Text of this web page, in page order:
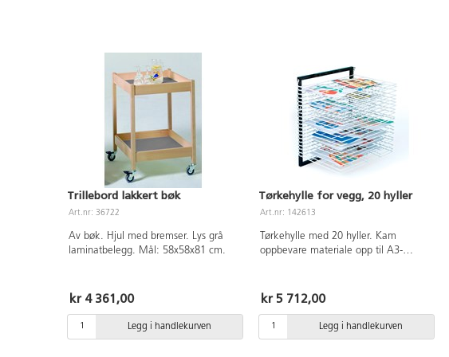
for høyt på hyllen. Ikke la barna flytte
hyllen. Man kan minske risikoen for
for å velte ved å låse hjulene forover
respektivt bakover. For mobile hyller
at disse plasseres mot vegg.
Trillebord lakkert bøk
Art.nr: 36722
Av bøk. Hjul med bremser. Lys grå
laminatbelegg. Mål: 58x58x81 cm.
kr 4 361,00
Legg i handlekurven
Tørkehylle for vegg, 20 hyller
Art.nr: 142613
Tørkehylle med 20 hyller. Kam
oppbevare materiale opp til A3-
spare plass. Mål: 50x41x61 cm. Av
kr 5 712,00
Legg i handlekurven